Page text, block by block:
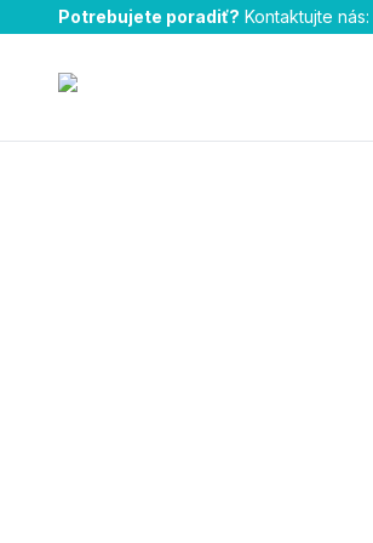
Potrebujete poradiť? Kontaktujte nás: